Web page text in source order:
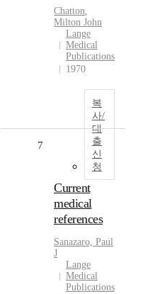
Chatton,
Milton John
Lange
Medical
Publications
1970
복
사/
대
출
신
청
7
Current
medical
references
Sanazaro, Paul
J
Lange
Medical
Publications